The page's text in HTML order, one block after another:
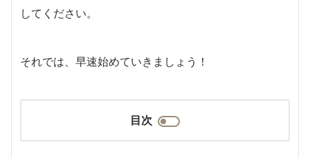
してください。
それでは、早速始めていきましょう！
目次